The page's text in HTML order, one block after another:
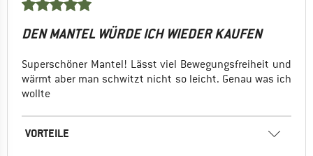
DEN MANTEL WÜRDE ICH WIEDER KAUFEN
Superschöner Mantel! Lässt viel Bewegungsfreiheit und
wärmt aber man schwitzt nicht so leicht. Genau was ich
wollte
VORTEILE